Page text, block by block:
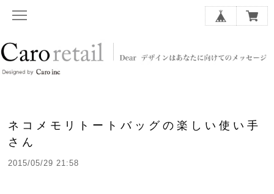
ネコメモリトートバッグの楽しい使い手
さん
2015/05/29 21:58